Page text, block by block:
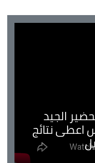
الجيد
اعطى نتائج